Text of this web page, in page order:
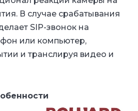
В случае срабатывания
SIP-звонок на
или компьютер,
и транслируя видео и